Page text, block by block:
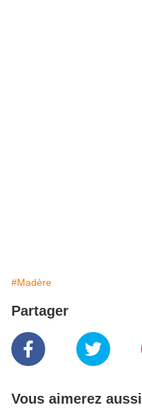
#Madère
Partager
Vous aimerez aussi